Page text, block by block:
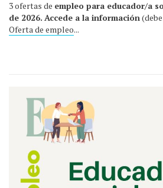
3 ofertas de empleo para educador/a
de 2026. Accede a la información
Oferta de empleo...